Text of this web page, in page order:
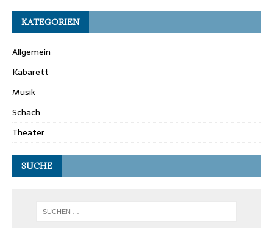
KATEGORIEN
Allgemein
Kabarett
Musik
Schach
Theater
SUCHE